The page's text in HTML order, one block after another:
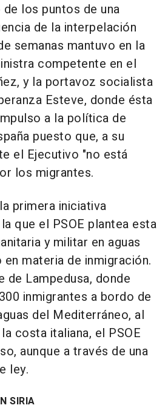
los puntos de una
de la interpelación
semanas mantuvo en la
competente en el
y la portavoz socialista
Esteve, donde ésta
a la política de
puesto que, a su
el Ejecutivo "no está
los migrantes.
primera iniciativa
que el PSOE plantea esta
y militar en aguas
materia de inmigración.
de Lampedusa, donde
inmigrantes a bordo de
del Mediterráneo, al
costa italiana, el PSOE
aunque a través de una
ley.
SIRIA